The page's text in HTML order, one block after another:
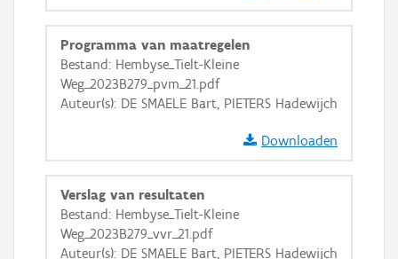
Basis Lagen
OSM-Basiskaart
GRB-Basiskaart
GRB-Basiskaart in grijswaarden
Programma van maatregelen
Bestand: Hembyse_Tielt-Kleine
Weg_2023B279_pvm_21.pdf
Auteur(s): DE SMAELE Bart, PIETERS Hadewijch
Downloaden
Verslag van resultaten
Bestand: Hembyse_Tielt-Kleine
Weg_2023B279_vvr_21.pdf
Auteur(s): DE SMAELE Bart, PIETERS Hadewijch